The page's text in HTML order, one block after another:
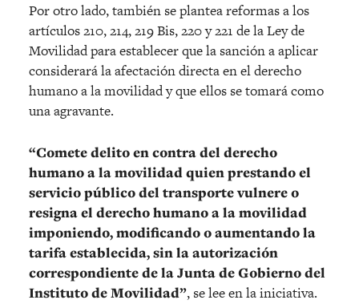
Por otro lado, también se plantea reformas a los
artículos 210, 214, 219 Bis, 220 y 221 de la Ley de
Movilidad para establecer que la sanción a aplicar
considerará la afectación directa en el derecho
humano a la movilidad y que ellos se tomará como
una agravante.
“Comete delito en contra del derecho
humano a la movilidad quien prestando el
servicio público del transporte vulnere o
resigna el derecho humano a la movilidad
imponiendo, modificando o aumentando la
tarifa establecida, sin la autorización
correspondiente de la Junta de Gobierno del
Instituto de Movilidad”, se lee en la iniciativa.